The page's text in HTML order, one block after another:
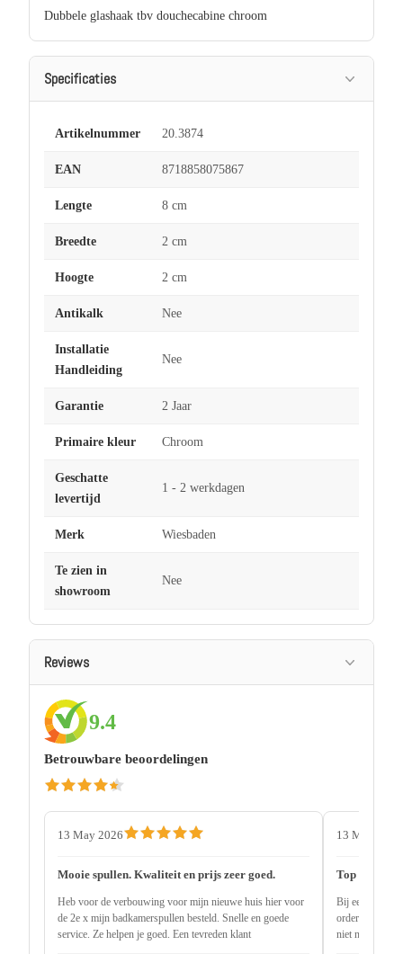
Dubbele glashaak tbv douchecabine chroom
Specificaties
Artikelnummer 20.3874
EAN 8718858075867
Lengte 8 cm
Breedte 2 cm
Hoogte 2 cm
Antikalk Nee
Installatie
Handleiding
Nee
Garantie 2 Jaar
Primaire kleur Chroom
Geschatte
levertijd
1 - 2 werkdagen
Merk Wiesbaden
Te zien in
showroom
Nee
Reviews
9.4
Betrouwbare beoordelingen
13 May 2026
Mooie spullen. Kwaliteit en prijs zeer goed.
Heb voor de verbouwing voor mijn nieuwe huis hier voor
de 2e x mijn badkamerspullen besteld. Snelle en goede
service. Ze helpen je goed. Een tevreden klant
13 May 2026
Top service
Bij een andere
order
niet nodig 2